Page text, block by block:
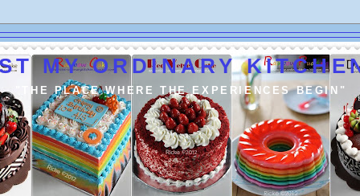
MY ORDINARY
"THE PLACE WHERE THE EXPERIENCES BEGIN"